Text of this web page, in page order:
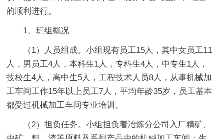
的顺利进行。
1、班组概况
（1）人员组成。小组现有员工15人，其中女员工11
人，男员工4人，本科生1人，专科生4人，中专生1人，
技校生4人，高中生5人，工程技术人员8人，从事机械加
工车间工作15年以上员工7人，平均年龄35岁，员工基本
都受过机械加工车间专业培训。
（2）担负任务。小组担负着冶炼分公司入厂精矿、